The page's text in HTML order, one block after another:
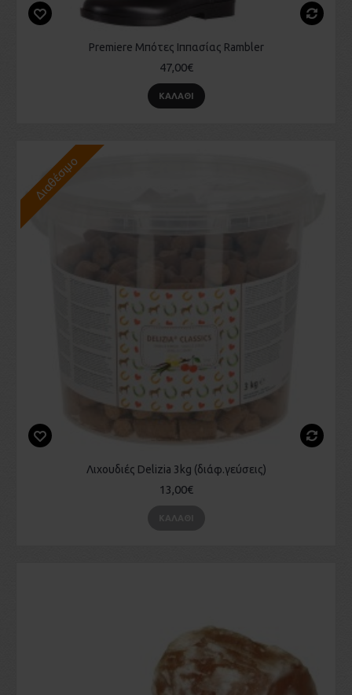
Premiere Μπότες Ιππασίας Rambler
47,00€
ΚΑΛΆΘΙ
Διαθέσιμο
Λιχουδιές Delizia 3kg (διάφ.γεύσεις)
13,00€